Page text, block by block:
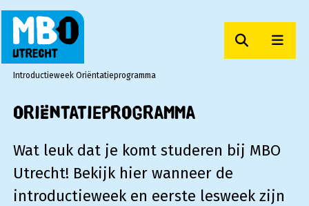
MBO Utrecht
Zoeken
Introductieweek Oriëntatieprogramma
Oriëntatieprogramma
Wat leuk dat je komt studeren bij MBO
Utrecht! Bekijk hier wanneer de
introductieweek en eerste lesweek zijn